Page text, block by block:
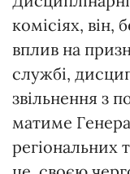
комісіях,
вплив на
службі,
звільнення з
матиме
регіональних